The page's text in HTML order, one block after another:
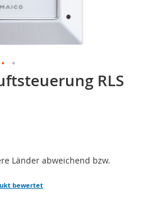
RLS
Länder abweichend bzw.
bewertet